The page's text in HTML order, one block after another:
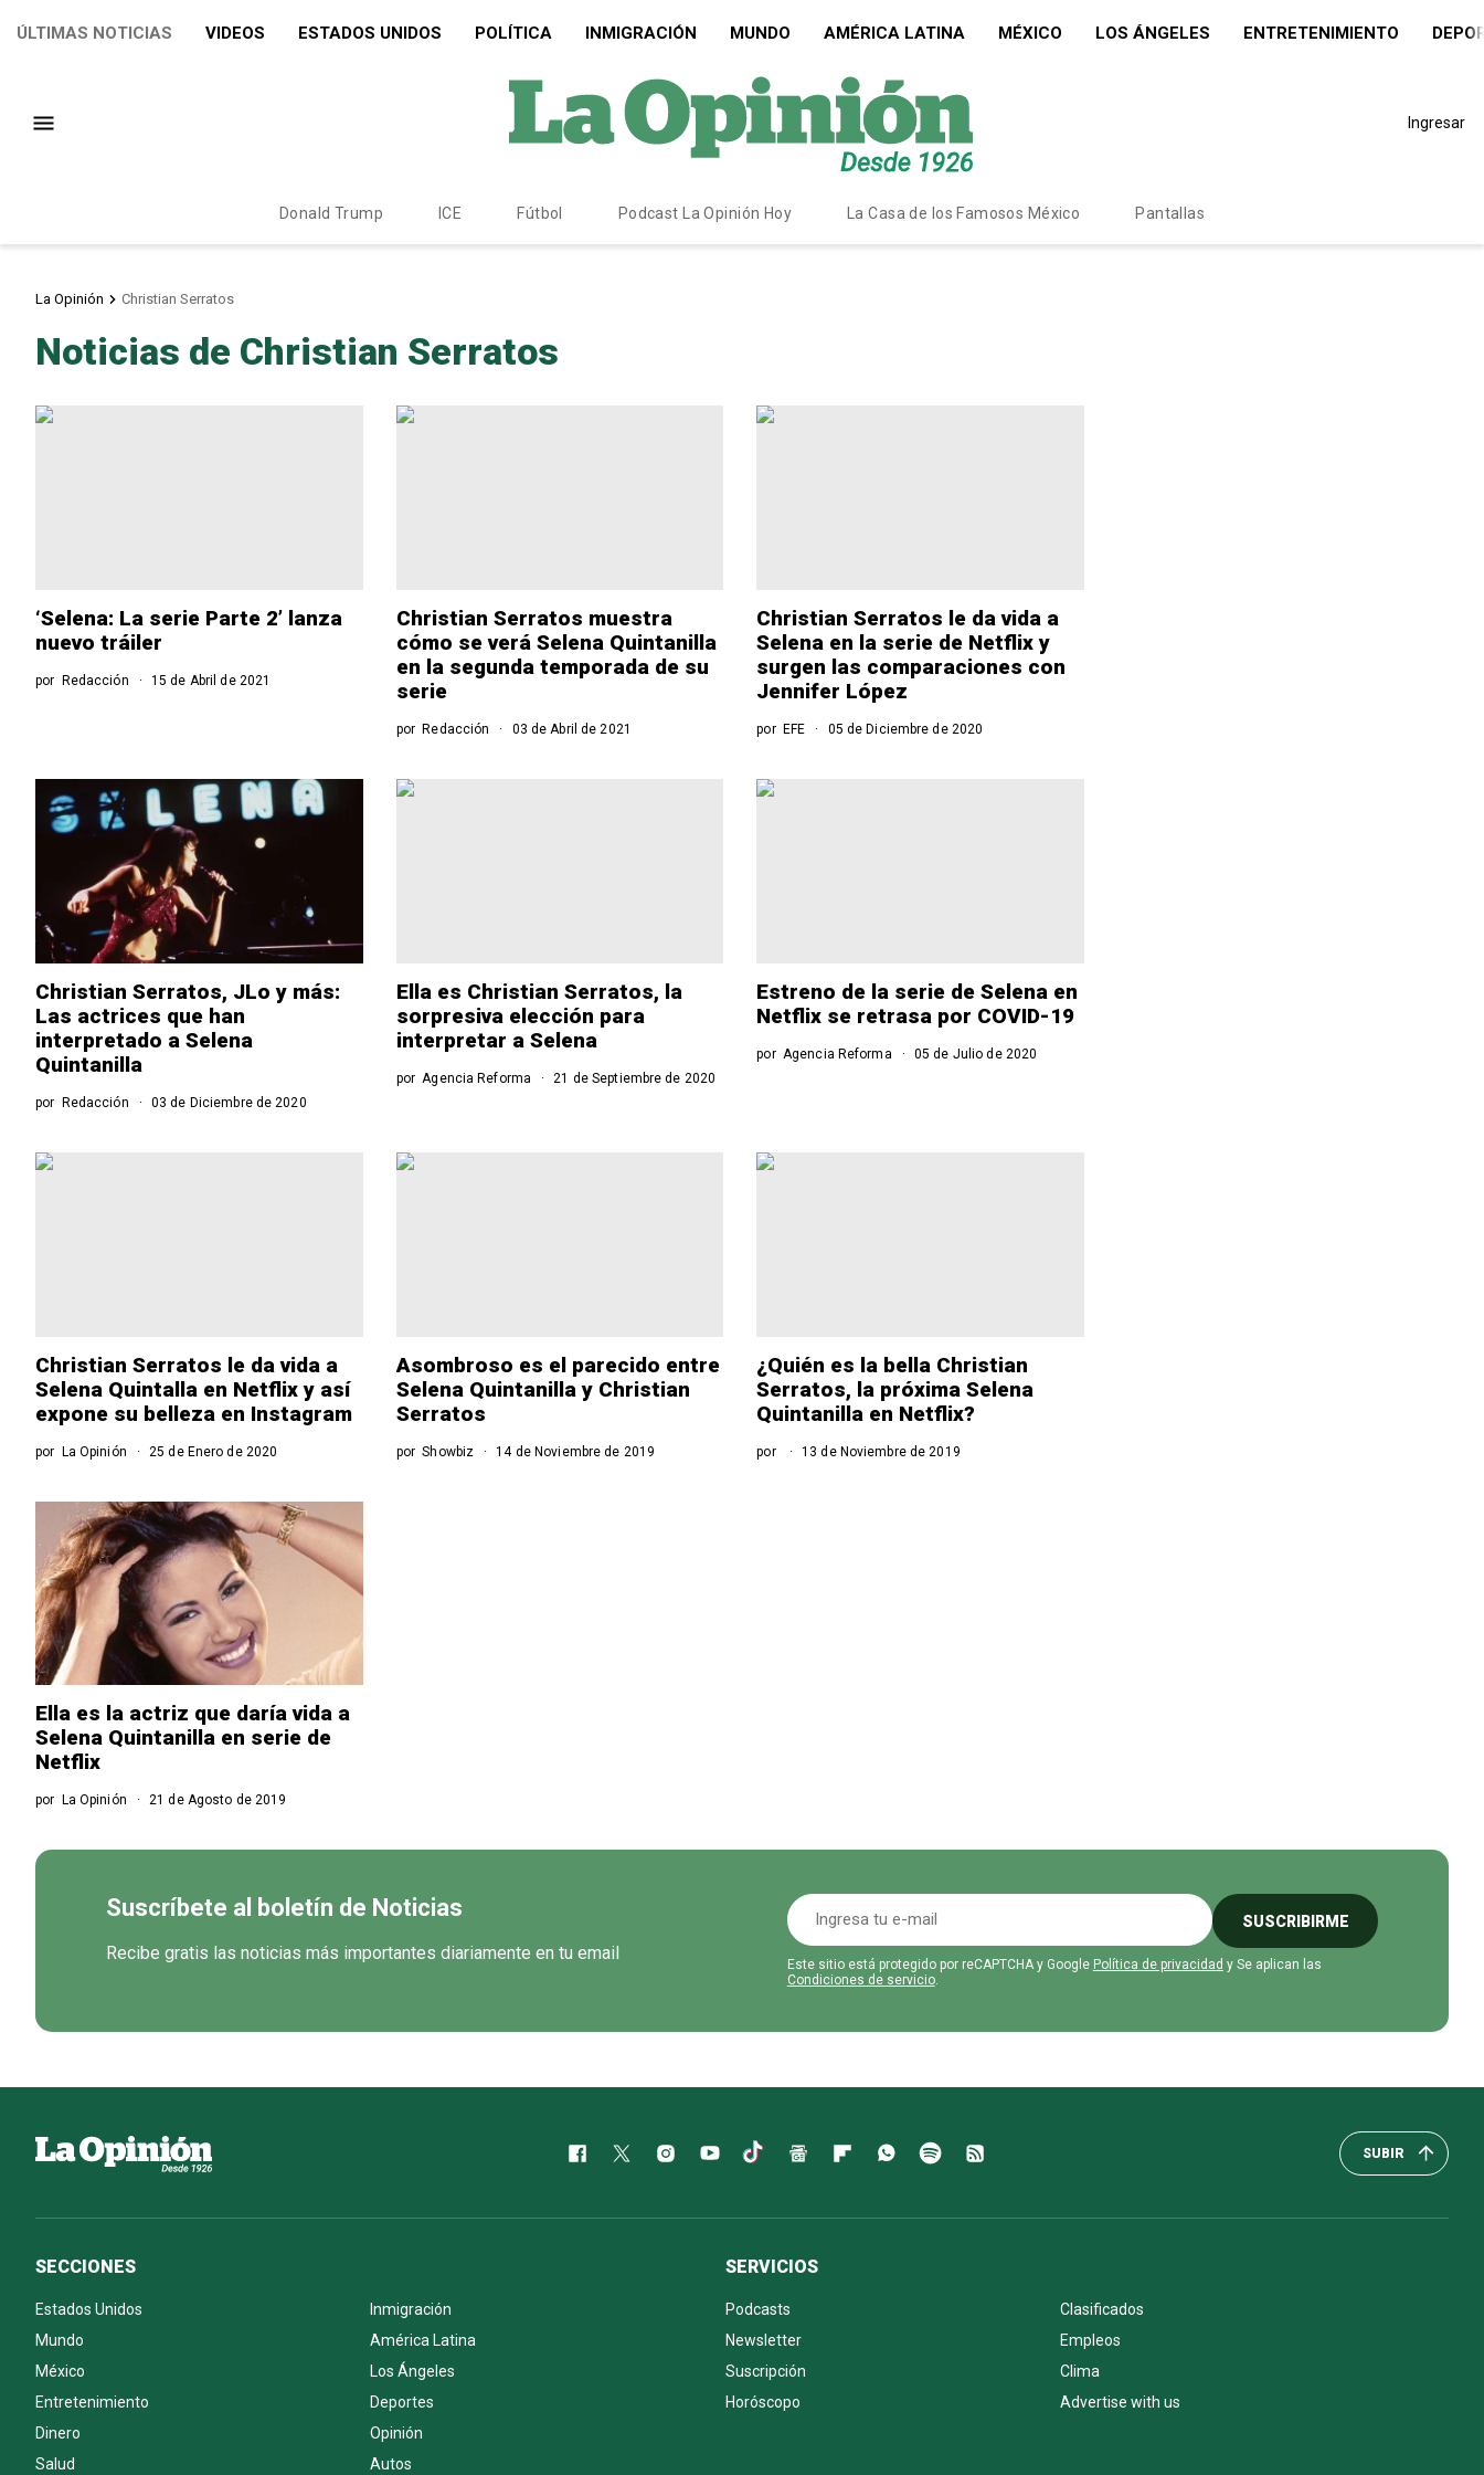
ÚLTIMAS NOTICIAS VIDEOS ESTADOS UNIDOS POLÍTICA INMIGRACIÓN MUNDO AMÉRICA LATINA MÉXICO LOS ÁNGELES ENTRETENIMIENTO
Ingresar
Donald Trump ICE Fútbol Podcast La Opinión Hoy La Casa de los Famosos México Pantallas
La Opinión Christian Serratos
Noticias de Christian Serratos
‘Selena: La serie Parte 2’ lanza
nuevo tráiler
por Redacción 15 de Abril de 2021
Christian Serratos muestra
cómo se verá Selena Quintanilla
en la segunda temporada de su
serie
porRedacción 03 de Abril de 2021
Christian Serratos le da vida a
Selena en la serie de Netflix y
surgen las comparaciones con
Jennifer López
por EFE 05 de Diciembre de 2020
Christian Serratos, JLo y más:
Las actrices que han
interpretado a Selena
Quintanilla
por Redacción 03 de Diciembre de 2020
Ella es Christian Serratos, la
sorpresiva elección para
interpretar a Selena
por Agencia Reforma 21 de Septiembre de 2020
Estreno de la serie de Selena en
Netflix se retrasa por COVID-19
por Agencia Reforma 05 de Julio de 2020
Christian Serratos le da vida a
Selena Quintalla en Netflix y así
expone su belleza en Instagram
por La Opinión 25 de Enero de 2020
Asombroso es el parecido entre
Selena Quintanilla y Christian
Serratos
porShowbiz 14 de Noviembre de 2019
¿Quién es la bella Christian
Serratos, la próxima Selena
Quintanilla en Netflix?
por 13 de Noviembre de 2019
Ella es la actriz que daría vida a
Selena Quintanilla en serie de
Netflix
por La Opinión 21 de Agosto de 2019
Suscríbete al boletín de Noticias
Recibe gratis las noticias más importantes diariamente en tu email
SUSCRIBIRME
Este sitio está protegido por reCAPTCHA y Google Política de privacidad y Se aplican las
Condiciones de servicio.
SUBIR
SECCIONES
Estados Unidos
Inmigración
Mundo
América Latina
México
Los Ángeles
Entretenimiento
Deportes
Dinero
Opinión
Salud
Autos
SERVICIOS
Podcasts
Clasificados
Newsletter
Empleos
Suscripción
Clima
Horóscopo
Advertise with us